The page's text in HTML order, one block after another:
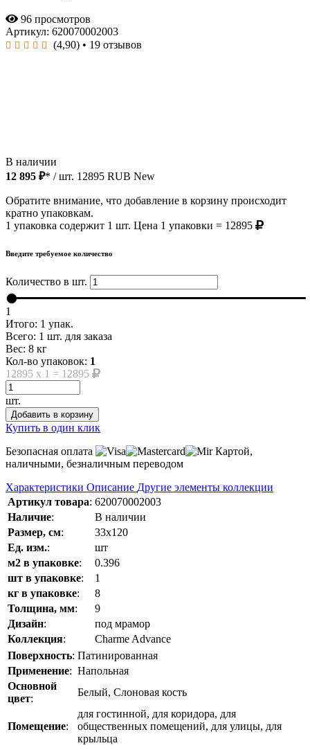
96 просмотров
Артикул: 620070002003
(4,90) • 19 отзывов
В наличии
12 895 ₽* / шт. 12895 RUB New
Обратите внимание, что добавление в корзину происходит
кратно упаковкам.
1 упаковка содержит 1 шт. Цена 1 упаковки = 12895
Введите требуемое количество
Количество в шт.
1
Итого: 1 упак.
Всего: 1 шт. для заказа
Вес: 8 кг
Кол-во упаковок: 1
12895 x 1 = 12895
шт.
Добавить в корзину
Купить в один клик
Безопасная оплата
Картой,
наличными, безналичным переводом
Характеристики Описание Другие элементы коллекции
Артикул товара: 620070002003
Наличие:
В наличии
Размер, см:
33x120
Ед. изм.:
шт
м2 в упаковке:
0.396
шт в упаковке:
1
кг в упаковке:
8
Толщина, мм:
9
Дизайн:
под мрамор
Коллекция:
Charme Advance
Поверхность: Патинированная
Применение: Напольная
Основной
цвет:
Белый, Слоновая кость
Помещение:
для гостинной, для коридора, для
общественных помещений, для улицы, для
крыльца